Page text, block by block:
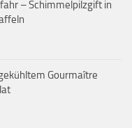
– Schimmelpilzgift in
Gourmaître